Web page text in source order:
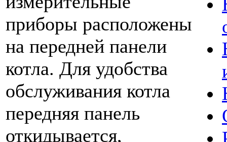
приборы расположены
на передней панели
котла. Для удобства
обслуживания котла
передняя панель
откидывается,